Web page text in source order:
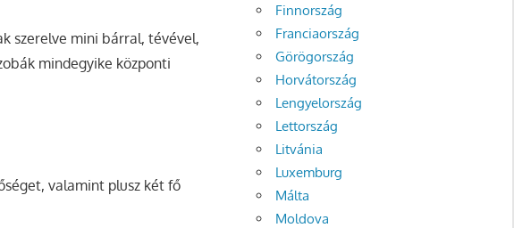
szerelve mini bárral, tévével,
mindegyike központi
valamint plusz két fő
Finnország
Franciaország
Görögország
Horvátország
Lengyelország
Lettország
Litvánia
Luxemburg
Málta
Moldova